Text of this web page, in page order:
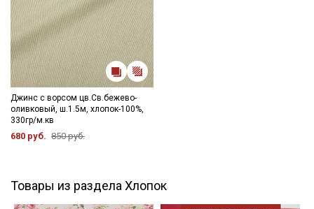
Джинс с ворсом цв.Св.бежево-
оливковый, ш.1.5м, хлопок-100%,
330гр/м.кв
680 руб. 850 руб.
Товары из раздела Хлопок